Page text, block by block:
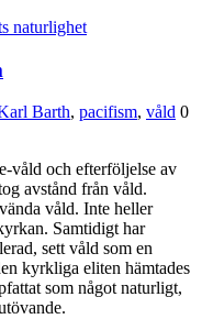
naturlighet
Barth, pacifism, våld 0
våld och efterföljelse av
avstånd från våld.
våld. Inte heller
Samtidigt har
sett våld som en
kyrkliga eliten hämtades
som något naturligt,